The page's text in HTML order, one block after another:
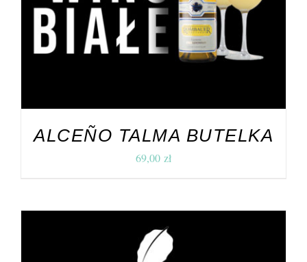
ALCEÑO TALMA BUTELKA
69,00 zł